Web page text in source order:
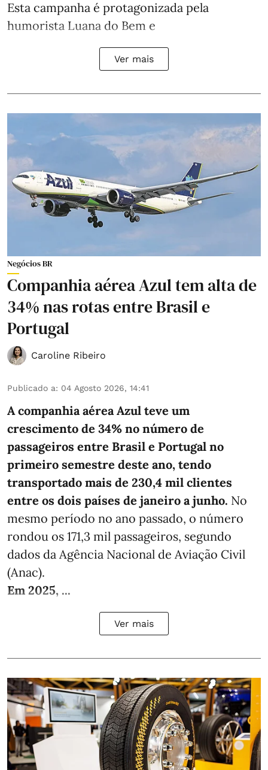
Esta campanha é protagonizada pela
humorista Luana do Bem e
Ver mais
Negócios BR
Companhia aérea Azul tem alta de
34% nas rotas entre Brasil e
Portugal
Caroline Ribeiro
Publicado a: 04 Agosto 2026, 14:41
A companhia aérea Azul teve um
crescimento de 34% no número de
passageiros entre Brasil e Portugal no
primeiro semestre deste ano, tendo
transportado mais de 230,4 mil clientes
entre os dois países de janeiro a junho. No
mesmo período no ano passado, o número
rondou os 171,3 mil passageiros, segundo
dados da Agência Nacional de Aviação Civil
(Anac).
Em 2025, ...
Ver mais